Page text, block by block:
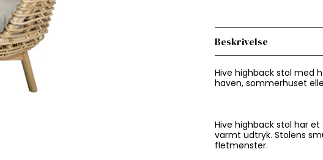
Beskrivelse
Hive highback stol med
haven, sommerhuset
Hive highback stol har
varmt udtryk. Stolens
fletmønster.